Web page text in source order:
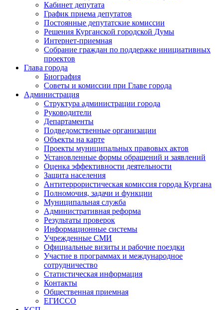
Кабинет депутата
График приема депутатов
Постоянные депутатские комиссии
Решения Курганской городской Думы
Интернет-приемная
Собрание граждан по поддержке инициативных
проектов
Глава города
Биография
Советы и комиссии при Главе города
Администрация
Структура администрации города
Руководители
Департаменты
Подведомственные организации
Объекты на карте
Проекты муниципальных правовых актов
Установленные формы обращений и заявлений
Оценка эффективности деятельности
Защита населения
Антитеррористическая комиссия города Кургана
Полномочия, задачи и функции
Муниципальная служба
Административная реформа
Результаты проверок
Информационные системы
Учрежденные СМИ
Официальные визиты и рабочие поездки
Участие в программах и международное
сотрудничество
Статистическая информация
Контакты
Общественная приемная
ЕГИССО